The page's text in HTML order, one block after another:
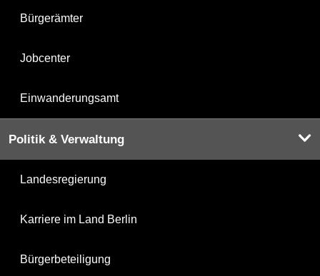
Bürgerämter
Jobcenter
Einwanderungsamt
Politik & Verwaltung
Landesregierung
Karriere im Land Berlin
Bürgerbeteiligung